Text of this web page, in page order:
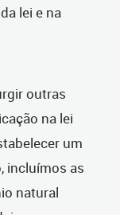
lei e na
outras
na lei
um
incluímos as
natural